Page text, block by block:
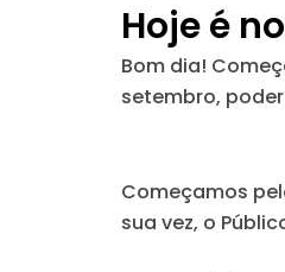
Hoje é
Bom dia!
setembro,
Começamos
sua vez, o